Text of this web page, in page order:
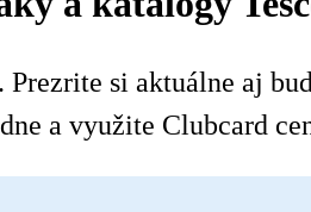
si aktuálne aj
a využite Clubcard